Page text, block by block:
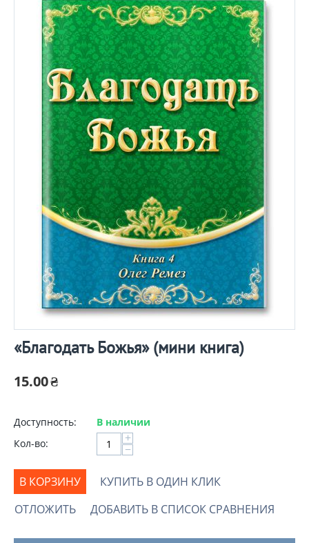
«Благодать Божья» (мини книга)
15.00₴
Доступность:
В наличии
Кол-во:
+
−
В КОРЗИНУ
КУПИТЬ В ОДИН КЛИК
ОТЛОЖИТЬ
ДОБАВИТЬ В СПИСОК СРАВНЕНИЯ